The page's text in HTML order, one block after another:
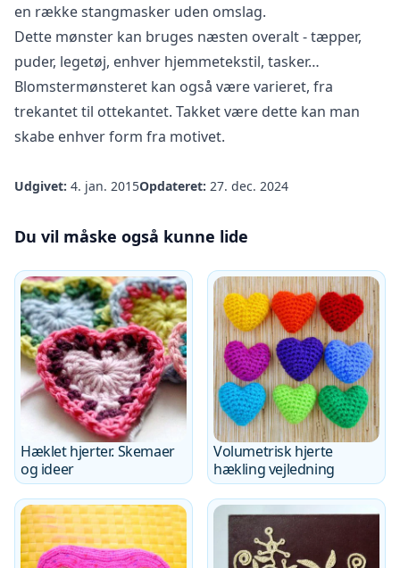
en række stangmasker uden omslag.
Dette mønster kan bruges næsten overalt - tæpper,
puder, legetøj, enhver hjemmetekstil, tasker…
Blomstermønsteret kan også være varieret, fra
trekantet til ottekantet. Takket være dette kan man
skabe enhver form fra motivet.
Udgivet: 4. jan. 2015Opdateret: 27. dec. 2024
Du vil måske også kunne lide
Hæklet hjerter. Skemaer
og ideer
Volumetrisk hjerte
hækling vejledning